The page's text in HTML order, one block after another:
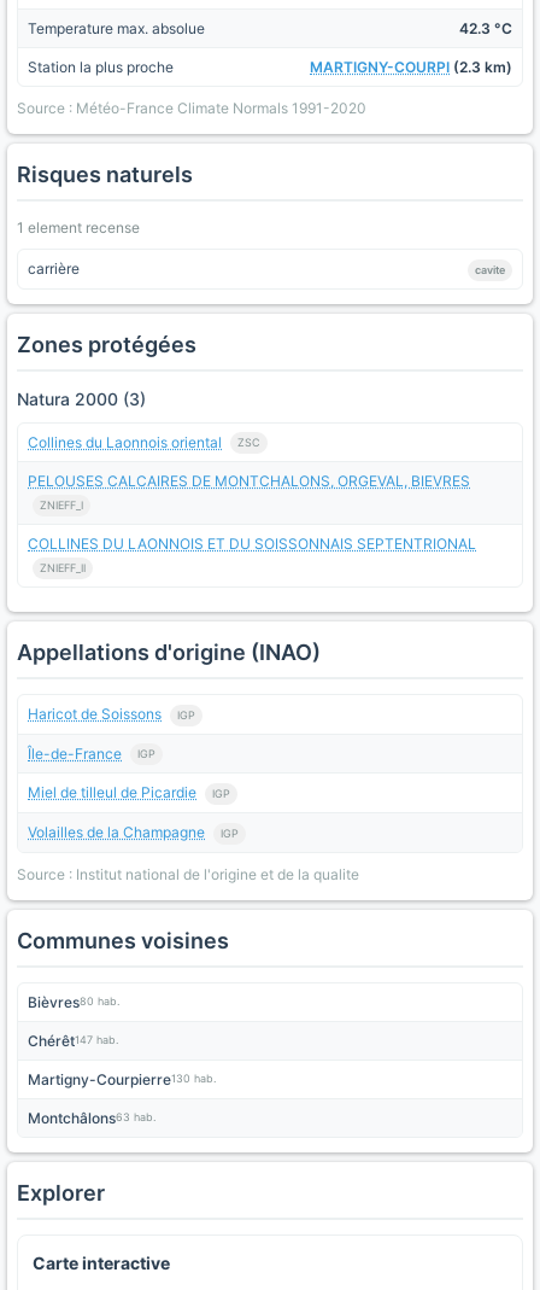
Temperature max. absolue 42.3 °C
Station la plus proche MARTIGNY-COURPI (2.3 km)
Source : Météo-France Climate Normals 1991-2020
Risques naturels
1 element recense
carrière cavite
Zones protégées
Natura 2000 (3)
Collines du Laonnois oriental ZSC
PELOUSES CALCAIRES DE MONTCHALONS, ORGEVAL, BIEVRES
ZNIEFF_I
COLLINES DU LAONNOIS ET DU SOISSONNAIS SEPTENTRIONAL
ZNIEFF_II
Appellations d'origine (INAO)
Haricot de Soissons IGP
Île-de-France IGP
Miel de tilleul de Picardie IGP
Volailles de la Champagne IGP
Source : Institut national de l'origine et de la qualite
Communes voisines
Bièvres80 hab.
Chérêt147 hab.
Martigny-Courpierre130 hab.
Montchâlons63 hab.
Explorer
Carte interactive